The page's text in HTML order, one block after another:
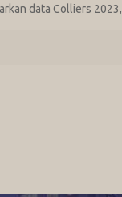
data Colliers 2023,